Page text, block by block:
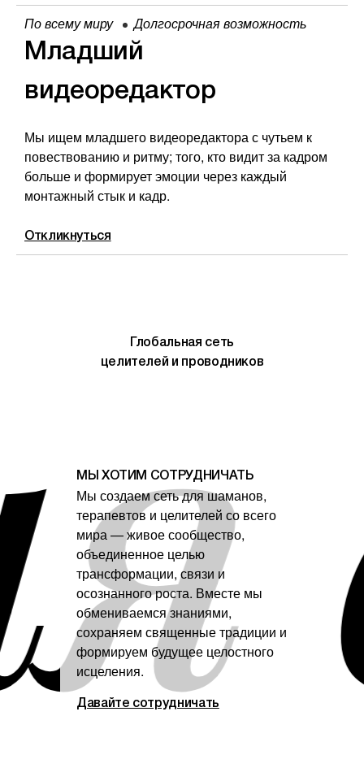
По всему миру Долгосрочная возможность
Младший
видеоредактор
Мы ищем младшего видеоредактора с чутьем к
повествованию и ритму; того, кто видит за кадром
больше и формирует эмоции через каждый
монтажный стык и кадр.
Откликнуться
Глобальная сеть
целителей и проводников
МЫ ХОТИМ СОТРУДНИЧАТЬ
Мы создаем сеть для шаманов,
терапевтов и целителей со всего
мира — живое сообщество,
объединенное целью
трансформации, связи и
осознанного роста. Вместе мы
обмениваемся знаниями,
сохраняем священные традиции и
формируем будущее целостного
исцеления.
Давайте сотрудничать